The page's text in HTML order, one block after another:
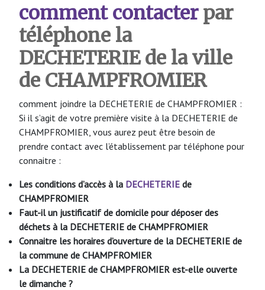
comment contacterpar
téléphone la
DECHETERIE de la ville
de CHAMPFROMIER
comment joindre la DECHETERIE de CHAMPFROMIER :
Si il s’agit de votre première visite à la DECHETERIE de
CHAMPFROMIER, vous aurez peut être besoin de
prendre contact avec l’établissement par téléphone pour
connaitre :
Les conditions d’accès à la DECHETERIE de
CHAMPFROMIER
Faut-il un justificatif de domicile pour déposer des
déchets à la DECHETERIE de CHAMPFROMIER
Connaitre les horaires d’ouverture de la DECHETERIE de
la commune de CHAMPFROMIER
La DECHETERIE de CHAMPFROMIER est-elle ouverte
le dimanche ?